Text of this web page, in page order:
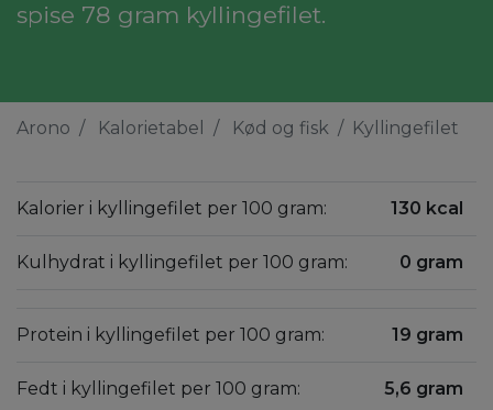
spise 78 gram kyllingefilet.
Arono Kalorietabel Kød og fisk Kyllingefilet
Kalorier i kyllingefilet per 100 gram: 130 kcal
Kulhydrat i kyllingefilet per 100 gram: 0 gram
Protein i kyllingefilet per 100 gram: 19 gram
Fedt i kyllingefilet per 100 gram: 5,6 gram